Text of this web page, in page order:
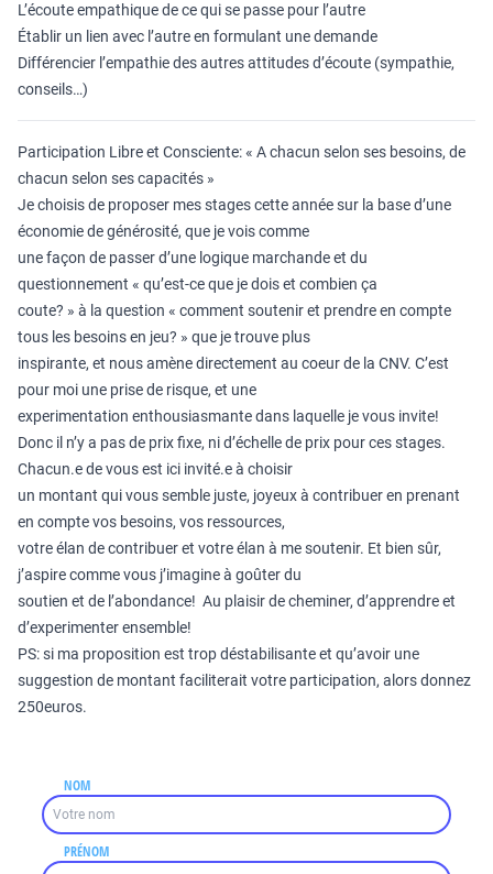
L’écoute empathique de ce qui se passe pour l’autre
Établir un lien avec l’autre en formulant une demande
Différencier l’empathie des autres attitudes d’écoute (sympathie,
conseils…)
Participation Libre et Consciente: « A chacun selon ses besoins, de
chacun selon ses capacités »
Je choisis de proposer mes stages cette année sur la base d’une
économie de générosité, que je vois comme
une façon de passer d’une logique marchande et du
questionnement « qu’est-ce que je dois et combien ça
coute? » à la question « comment soutenir et prendre en compte
tous les besoins en jeu? » que je trouve plus
inspirante, et nous amène directement au coeur de la CNV. C’est
pour moi une prise de risque, et une
experimentation enthousiasmante dans laquelle je vous invite!
Donc il n’y a pas de prix fixe, ni d’échelle de prix pour ces stages.
Chacun.e de vous est ici invité.e à choisir
un montant qui vous semble juste, joyeux à contribuer en prenant
en compte vos besoins, vos ressources,
votre élan de contribuer et votre élan à me soutenir. Et bien sûr,
j’aspire comme vous j’imagine à goûter du
soutien et de l’abondance! Au plaisir de cheminer, d’apprendre et
d’experimenter ensemble!
PS: si ma proposition est trop déstabilisante et qu’avoir une
suggestion de montant faciliterait votre participation, alors donnez
250euros.
NOM
PRÉNOM